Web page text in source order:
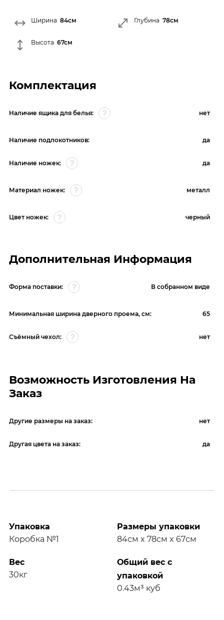
Ширина 84см Глубина 78см
Высота 67см
Комплектация
Наличие ящика для белья: нет
Наличие подлокотников: да
Наличие ножек: да
Материал ножек: металл
Цвет ножек: черный
Дополнительная Информация
Форма поставки: В собранном виде
Минимальная ширина дверного проема, см: 65
Съёмный чехол: нет
Возможность Изготовления На
Заказ
Другие размеры на заказ: нет
Другая цвета на заказ: да
Упаковка
Коробка №1
Размеры упаковки
84см x 78см x 67см
Вес
30кг
Общий вес с
упаковкой
0.43м³ куб